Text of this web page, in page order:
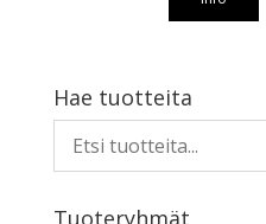
Hae tuotteita
Tuoteryhmät